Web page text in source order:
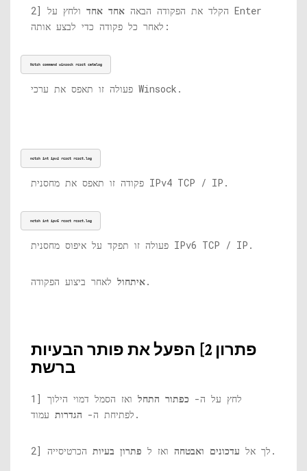
2] הקלד את הפקודה הבאה אחד אחד ולחץ על Enter
לאחר כל פקודה כדי לבצע אותה:
Netsh command winsock reset catalog
פעולה זו תאפס את ערכי Winsock.
netsh int ipv4 reset reset.log
פקודה זו תאפס את מחסנית IPv4 TCP / IP.
netsh int ipv6 reset reset.log
פעולה זו תפקד על איפוס מחסנית IPv6 TCP / IP.
איתחוללאחר ביצוע הפקודה.
פתרון 2] הפעל את פותר הבעיות
ברשת
1] לחץ על ה- כפתור התחל ואז הסמל דמוי הילוך
לפתיחת ה- הגדרות עמוד.
2] לך אל עדכונים ואבטחה ואז ל פתרון בעיות הכרטיסייה.